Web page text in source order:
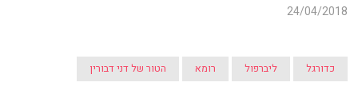
24/04/2018
כדורגל ליברפול רומא הטור של דני דבורין